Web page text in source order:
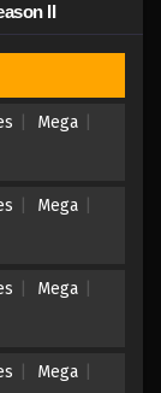
II
Mega
Mega
Mega
Mega